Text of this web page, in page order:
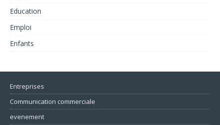
Education
Emploi
Enfants
Entreprises
Communication commerciale
evenement